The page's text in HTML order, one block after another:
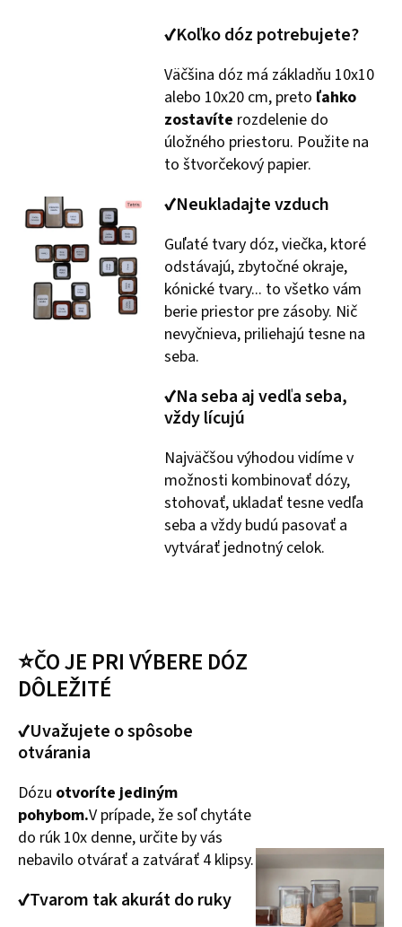
✔Koľko dóz potrebujete?
Väčšina dóz má základňu 10x10
alebo 10x20 cm, preto ľahko
zostavíte rozdelenie do
úložného priestoru. Použite na
to štvorčekový papier.
✔Neukladajte vzduch
Guľaté tvary dóz, viečka, ktoré
odstávajú, zbytočné okraje,
kónické tvary... to všetko vám
berie priestor pre zásoby. Nič
nevyčnieva, priliehajú tesne na
seba.
✔Na seba aj vedľa seba,
vždy lícujú
Najväčšou výhodou vidíme v
možnosti kombinovať dózy,
stohovať, ukladať tesne vedľa
seba a vždy budú pasovať a
vytvárať jednotný celok.
⭐ČO JE PRI VÝBERE DÓZ
DÔLEŽITÉ
✔Uvažujete o spôsobe
otvárania
Dózu otvoríte jediným
pohybom.V prípade, že soľ chytáte
do rúk 10x denne, určite by vás
nebavilo otvárať a zatvárať 4 klipsy.
✔Tvarom tak akurát do ruky